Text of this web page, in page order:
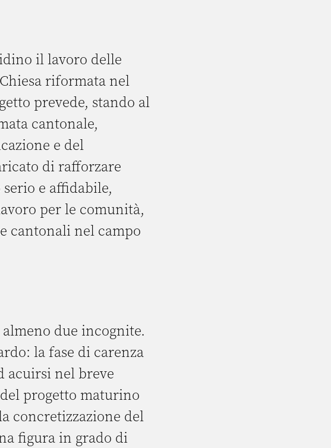
il lavoro delle
riformata nel
prevede, stando al
cantonale,
e del
di rafforzare
e affidabile,
per le comunità,
cantonali nel campo
due incognite.
la fase di carenza
acuirsi nel breve
progetto maturino
concretizzazione del
figura in grado di